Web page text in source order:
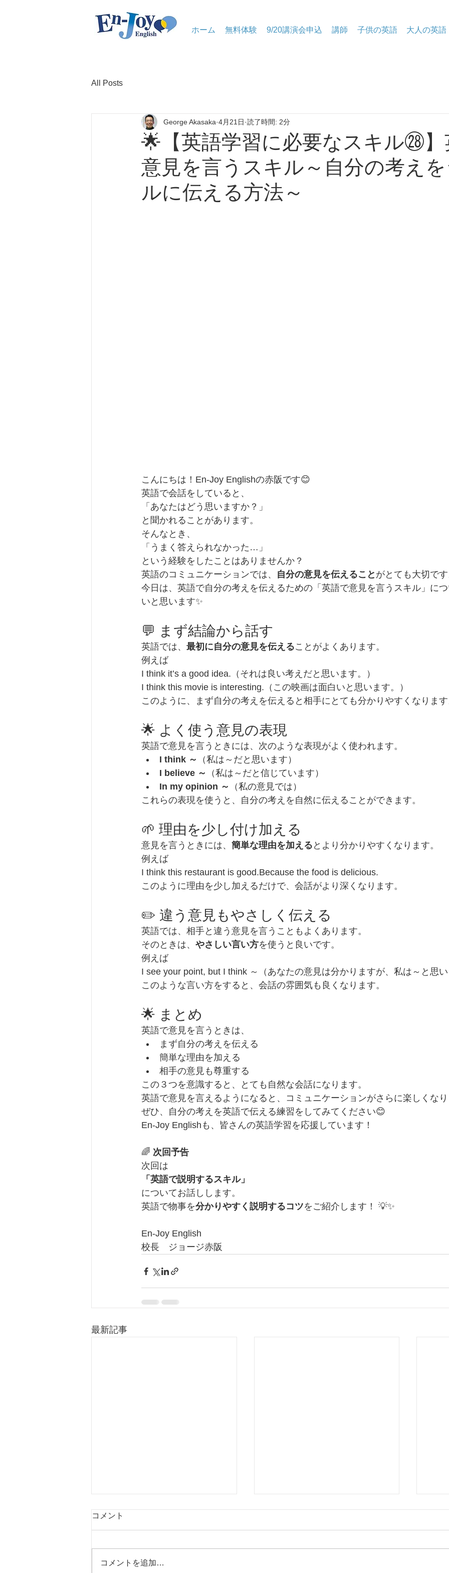
ホーム 無料体験 9/20講演会申込 講師 子供の英語 大人の英語
All Posts
🌟【英語学習に必要なスキル㉘
意見を言うスキル～自分の考え
ルに伝える方法～
George Akasaka 4月21日 読了時間: 2分
こんにちは！En-Joy Englishの赤阪です😊
英語で会話をしていると、
「あなたはどう思いますか？」
と聞かれることがあります。
そんなとき、
「うまく答えられなかった…」
という経験をしたことはありませんか？
英語のコミュニケーションでは、 自分の意見を伝えること がとても大切で
今日は、英語で自分の考えを伝えるための「英語で意見を言うスキル」に
いと思います✨
💬 まず結論から話す
英語では、 最初に自分の意見を伝えることがよくあります。
例えば
I think it’s a good idea.（それは良い考えだと思います。）
I think this movie is interesting.（この映画は面白いと思います。）
このように、まず自分の考えを伝えると相手にとても分かりやすくなりま
🌟 よく使う意見の表現
英語で意見を言うときには、次のような表現がよく使われます。
I think ～
（私は～だと思います）
I believe ～
（私は～だと信じています）
In my opinion ～
（私の意見では）
これらの表現を使うと、自分の考えを自然に伝えることができます。
🌱 理由を少し付け加える
意見を言うときには、 簡単な理由を加える とより分かりやすくなります。
例えば
I think this restaurant is good.Because the food is delicious.
このように理由を少し加えるだけで、会話がより深くなります。
✏️ 違う意見もやさしく伝える
英語では、相手と違う意見を言うこともよくあります。
そのときは、 やさしい言い方を使うと良いです。
例えば
I see your point, but I think ～（あなたの意見は分かりますが、私は～と思
このような言い方をすると、会話の雰囲気も良くなります。
🌟 まとめ
英語で意見を言うときは、
まず自分の考えを伝える
簡単な理由を加える
相手の意見も尊重する
この３つを意識すると、とても自然な会話になります。
英語で意見を言えるようになると、コミュニケーションがさらに楽しくな
ぜひ、自分の考えを英語で伝える練習をしてみてください😊
En-Joy Englishも、皆さんの英語学習を応援しています！
🌈 次回予告
次回は
「英語で説明するスキル」
についてお話しします。
英語で物事を分かりやすく説明するコツをご紹介します！ 💡✨
En-Joy English
校長　ジョージ赤阪
最新記事
コメント
コメントを追加…